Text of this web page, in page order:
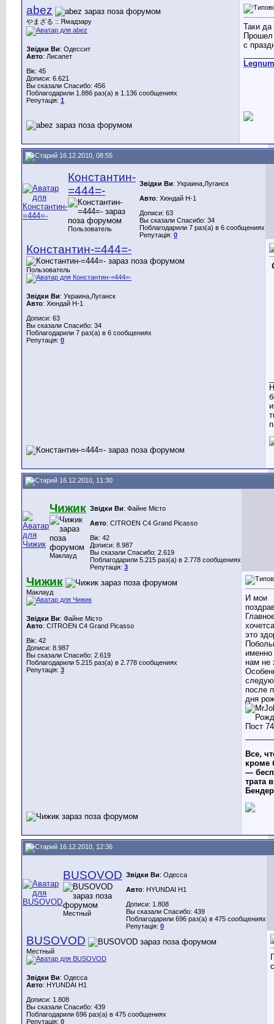
abez
やまざる :: Ямадзару
Звідки Ви: Одессит
Авто: Лисапет
Вік: 45
Дописи: 6.621
Вы сказали Спасибо: 456
Поблагодарили 1.886 раз(а) в 1.136 сообщениях
Репутація: 1
Таки да
Прошел
с
Legnum
16.12.2010, 08:55
Константин-
=444=-
Пользователь
Звідки Ви: Украина,Луганск
Авто: Хюндай H-1
Дописи: 63
Вы сказали Спасибо: 34
Поблагодарили 7 раз(а) в 6 сообщениях
Репутація: 0
Константин-=444=-
Пользователь
Звідки Ви: Украина,Луганск
Авто: Хюндай H-1
Дописи: 63
Вы сказали Спасибо: 34
Поблагодарили 7 раз(а) в 6 сообщениях
Репутація: 0
16.12.2010, 11:30
Чижик
Маклауд
Звідки Ви: Файне Місто
Авто: CITROEN C4 Grand Picasso
Вік: 42
Дописи: 8.987
Вы сказали Спасибо: 2.619
Поблагодарили 5.215 раз(а) в 2.778 сообщениях
Репутація: 3
Чижик
Маклауд
Звідки Ви: Файне Місто
Авто: CITROEN C4 Grand Picasso
Вік: 42
Дописи: 8.987
Вы сказали Спасибо: 2.619
Поблагодарили 5.215 раз(а) в 2.778 сообщениях
Репутація: 3
И мои
это
именно
нам не
после
дня
Все,
кроме
—
трата
16.12.2010, 12:36
BUSOVOD
Местный
Звідки Ви: Одесса
Авто: HYUNDAI H1
Дописи: 1.808
Вы сказали Спасибо: 439
Поблагодарили 696 раз(а) в 475 сообщениях
Репутація: 0
BUSOVOD
Местный
Звідки Ви: Одесса
Авто: HYUNDAI H1
Дописи: 1.808
Вы сказали Спасибо: 439
Поблагодарили 696 раз(а) в 475 сообщениях
Репутація: 0